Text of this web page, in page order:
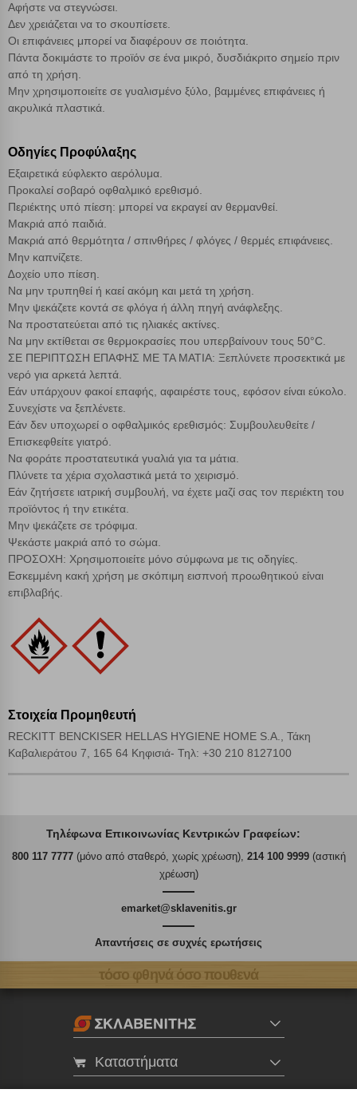
Αφήστε να στεγνώσει.
Δεν χρειάζεται να το σκουπίσετε.
Οι επιφάνειες μπορεί να διαφέρουν σε ποιότητα.
Πάντα δοκιμάστε το προϊόν σε ένα μικρό, δυσδιάκριτο σημείο πριν
από τη χρήση.
Μην χρησιμοποιείτε σε γυαλισμένο ξύλο, βαμμένες επιφάνειες ή
ακρυλικά πλαστικά.
Οδηγίες Προφύλαξης
Eξαιρετικά εύφλεκτο αερόλυμα.
Προκαλεί σοβαρό οφθαλμικό ερεθισμό.
Περιέκτης υπό πίεση: μπορεί να εκραγεί αν θερμανθεί.
Μακριά από παιδιά.
Μακριά από θερμότητα / σπινθήρες / φλόγες / θερμές επιφάνειες.
Μην καπνίζετε.
∆οχείο υπο πίεση.
Να μην τρυπηθεί ή καεί ακόμη και μετά τη χρήση.
Μην ψεκάζετε κοντά σε φλόγα ή άλλη πηγή ανάφλεξης.
Να προστατεύεται από τις ηλιακές ακτίνες.
Να μην εκτίθεται σε θερμοκρασίες που υπερβαίνουν τους 50°C.
ΣΕ ΠΕΡΙΠΤΩΣΗ ΕΠΑΦΗΣ ΜΕ ΤΑ ΜΑΤΙΑ: Ξεπλύνετε προσεκτικά με
νερό για αρκετά λεπτά.
Εάν υπάρχουν φακοί επαφής, αφαιρέστε τους, εφόσον είναι εύκολο.
Συνεχίστε να ξεπλένετε.
Εάν δεν υποχωρεί ο οφθαλμικός ερεθισμός: Συμβουλευθείτε /
Επισκεφθείτε γιατρό.
Να φοράτε προστατευτικά γυαλιά για τα μάτια.
Πλύνετε τα χέρια σχολαστικά μετά το χειρισμό.
Εάν ζητήσετε ιατρική συμβουλή, να έχετε μαζί σας τον περιέκτη του
προϊόντος ή την ετικέτα.
Μην ψεκάζετε σε τρόφιμα.
Ψεκάστε μακριά από το σώμα.
ΠΡΟΣΟΧΗ: Χρησιμοποιείτε μόνο σύμφωνα με τις οδηγίες.
Εσκεμμένη κακή χρήση με σκόπιμη εισπνοή προωθητικού είναι
επιβλαβής.
Στοιχεία Προμηθευτή
RECKITT BENCKISER HELLAS HYGIENE HOME S.A., Τάκη
Καβαλιεράτου 7, 165 64 Κηφισιά- Τηλ: +30 210 8127100
Τηλέφωνα Επικοινωνίας Κεντρικών Γραφείων:
800 117 7777(μόνο από σταθερό, χωρίς χρέωση), 214 100 9999(αστική
χρέωση)
emarket@sklavenitis.gr
Απαντήσεις σε συχνές ερωτήσεις
τόσο φθηνά όσο πουθενά
Καταστήματα
Λειτουργικά cookies
Cookies στόχευσης
Cookies απόδοσης
Απολύτως απαραίτητα cookies
Αποθήκευση ρυθμίσεων
Απόρριψη όλων
Αποδοχή όλων